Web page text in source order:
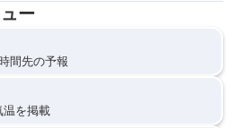
ー
間先の予報
温を掲載